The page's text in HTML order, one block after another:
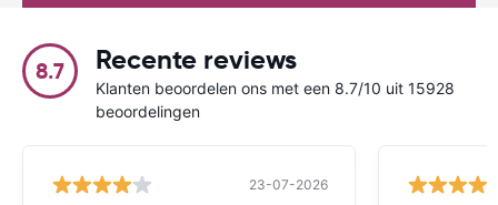
8.7 Recente reviews
Klanten beoordelen ons met een 8.7/10 uit 15928
beoordelingen
23-07-2026